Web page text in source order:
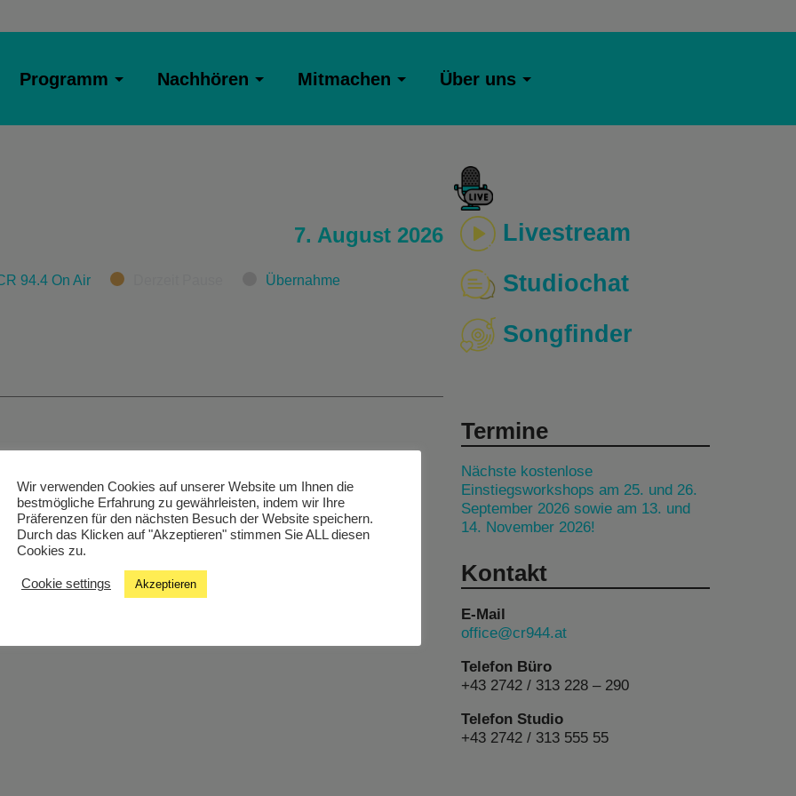
Programm Nachhören Mitmachen Über uns
7. August 2026
94.4 On Air Übernahme
Livestream
Studiochat
Songfinder
Termine
Nächste kostenlose
Einstiegsworkshops am 25. und 26.
September 2026 sowie am 13. und
14. November 2026!
Kontakt
E-Mail
office@cr944.at
Telefon Büro
+43 2742 / 313 228 – 290
Telefon Studio
+43 2742 / 313 555 55
Wir verwenden Cookies auf unserer Website um Ihnen die
bestmögliche Erfahrung zu gewährleisten, indem wir Ihre
Präferenzen für den nächsten Besuch der Website speichern.
Durch das Klicken auf "Akzeptieren" stimmen Sie ALL diesen
Cookies zu.
Cookie settings Akzeptieren